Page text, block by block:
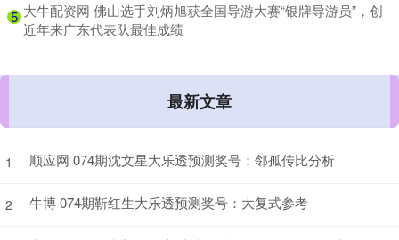
5 ​大牛配资网 佛山选手刘炳旭获全国导游大赛“银牌导游员”，创
近年来广东代表队最佳成绩
最新文章
1 顺应网 074期沈文星大乐透预测奖号：邻孤传比分析
2 牛博 074期靳红生大乐透预测奖号：大复式参考